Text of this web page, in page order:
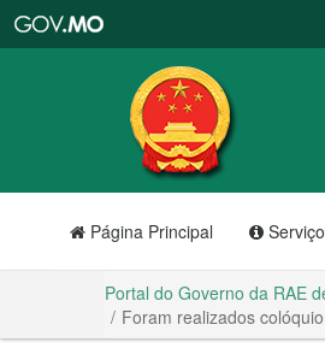
RAE
de
Macau
Página Principal
Portal do Governo da RAE
Foram realizados